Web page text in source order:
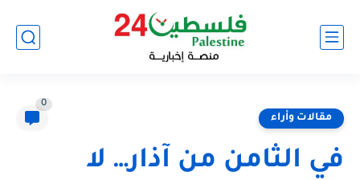
مقالات وأراء
0
في الثامن من آذار… لا